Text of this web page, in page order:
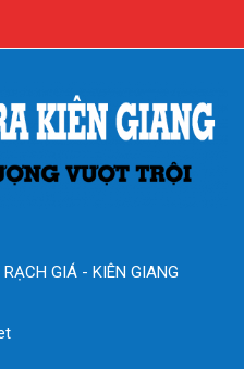
GIÁ - KIÊN GIANG